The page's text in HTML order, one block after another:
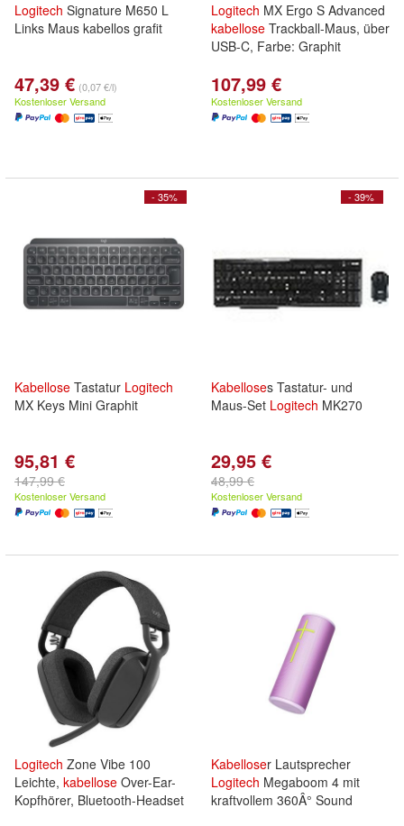
Logitech Signature M650 L
Links Maus kabellos grafit
47,39 € (0,07 €/l)
Kostenloser Versand
Logitech MX Ergo S Advanced
kabellose Trackball-Maus, über
USB-C, Farbe: Graphit
107,99 €
Kostenloser Versand
- 35%
Kabellose Tastatur Logitech
MX Keys Mini Graphit
95,81 €
147,99 €
Kostenloser Versand
- 39%
Kabelloses Tastatur- und
Maus-Set Logitech MK270
29,95 €
48,99 €
Kostenloser Versand
Logitech Zone Vibe 100
Leichte, kabellose Over-Ear-
Kopfhörer, Bluetooth-Headset
Kabelloser Lautsprecher
Logitech Megaboom 4 mit
kraftvollem 360Â° Sound